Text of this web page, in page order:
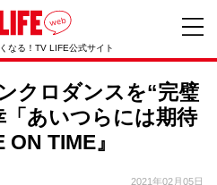
なる！TV LIFE公式サイト
クロダンスを“完璧
あいつらには期待
TIME』
2021年02月05日